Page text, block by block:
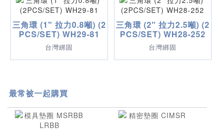
三角環 (1" 拉力0.8噸) (2
PCS/SET) WH29-81
台灣綁固
三角環 (2" 拉力2.5噸) (2
PCS/SET) WH28-252
台灣綁固
最常被一起購買